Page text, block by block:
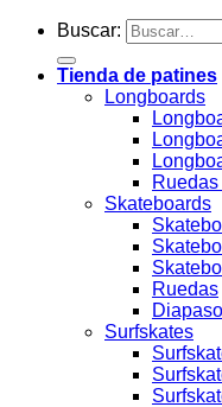
Buscar:
Tienda de patines
Longboards
Skateboards
Ruedas
Surfskates